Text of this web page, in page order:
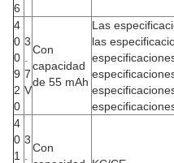
6
4
0
0
9
2
0
3
.
7
V
Con
capacidad
de 55 mAh
Las
las
4
0
1
3
.
Con